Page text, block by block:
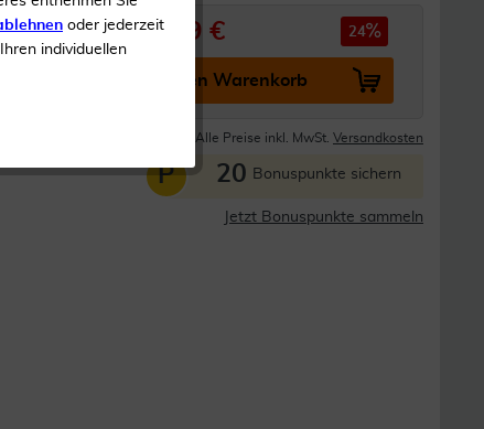
€ 2,99 € 24
In den Warenkorb
Alle Preise inkl. MwSt. Versandkosten
P 20 Bonuspunkte sichern
Jetzt Bonuspunkte sammeln
oder jederzeit
individuellen